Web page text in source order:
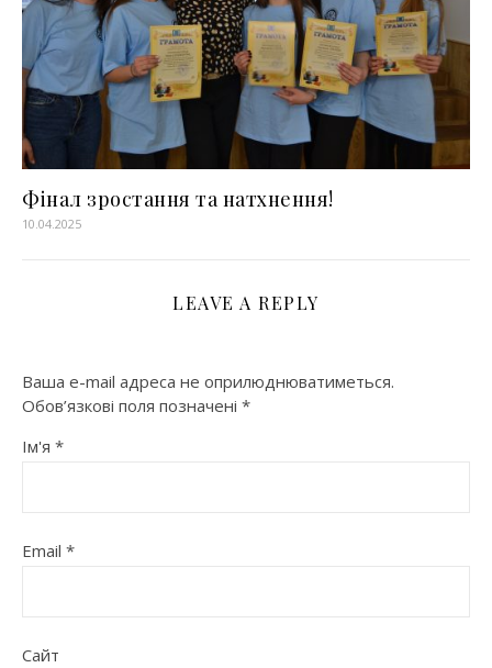
Фінал зростання та натхнення!
10.04.2025
LEAVE A REPLY
Ваша e-mail адреса не оприлюднюватиметься.
Обов’язкові поля позначені *
Ім'я *
Email *
Сайт